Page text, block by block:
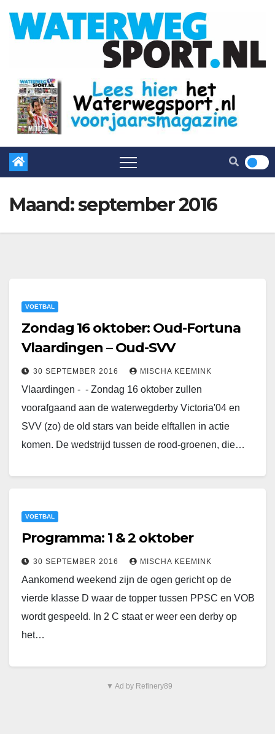
Maand:september 2016
VOETBAL
Zondag 16 oktober: Oud-Fortuna
Vlaardingen – Oud-SVV
30 SEPTEMBER 2016 MISCHA KEEMINK
Vlaardingen - - Zondag 16 oktober zullen
voorafgaand aan de waterwegderby Victoria'04 en
SVV (zo) de old stars van beide elftallen in actie
komen. De wedstrijd tussen de rood-groenen, die…
VOETBAL
Programma: 1 & 2 oktober
30 SEPTEMBER 2016 MISCHA KEEMINK
Aankomend weekend zijn de ogen gericht op de
vierde klasse D waar de topper tussen PPSC en VOB
wordt gespeeld. In 2 C staat er weer een derby op
het…
▼ Ad by Refinery89